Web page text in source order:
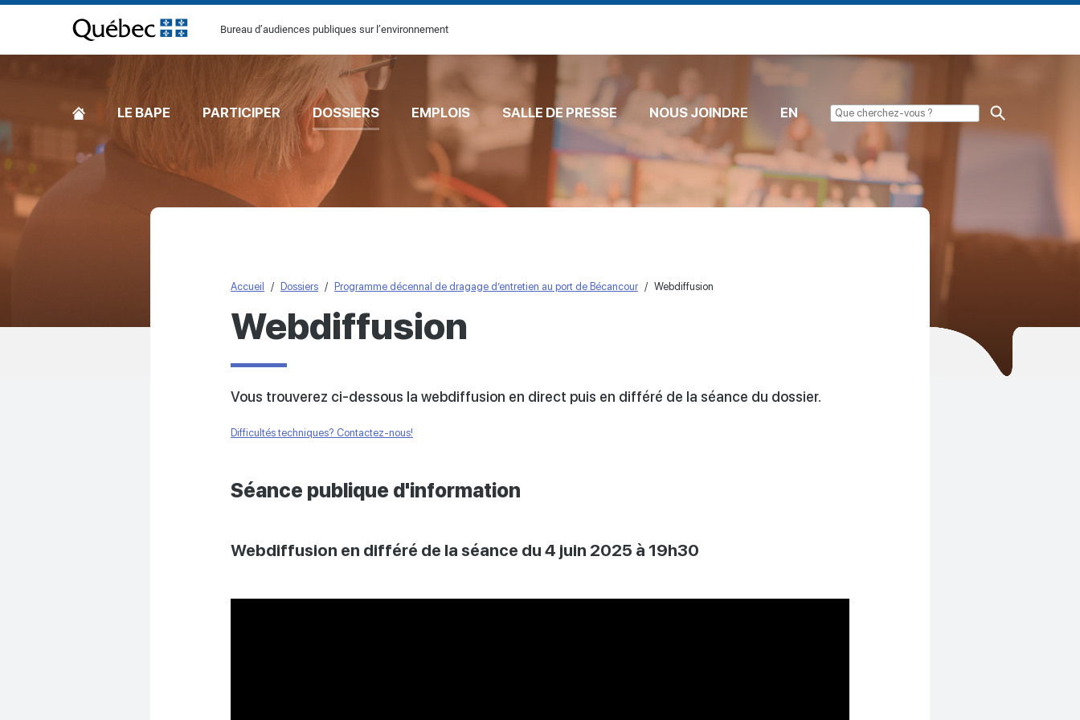
[Common.SkipToContent]
Bureau d’audiences publiques sur l’environnement
ACCUEILLE BAPE PARTICIPER DOSSIERS EMPLOIS SALLE DE PRESSE NOUS JOINDRE EN
Accueil Dossiers Programme décennal de dragage d’entretien au port de Bécancour Webdiffusion
Webdiffusion
Vous trouverez ci-dessous la webdiffusion en direct puis en différé de la séance du dossier.
Difficultés techniques? Contactez-nous!
Séance publique d'information
Webdiffusion en différé de la séance du 4 juin 2025 à 19h30